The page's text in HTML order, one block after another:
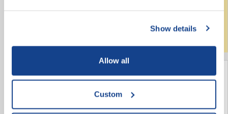
Show details
Allow all
Custom
Módní revolucionářka Kamila Boudová -
organizátorka Sustainable Fashion Day